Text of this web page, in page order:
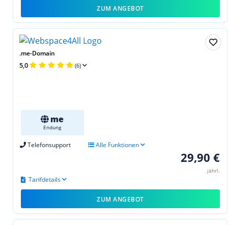
ZUM ANGEBOT
.me-Domain
5,0 (6)
me
Endung
Telefonsupport Alle Funktionen
29,90 €
jährl.
Tarifdetails
ZUM ANGEBOT